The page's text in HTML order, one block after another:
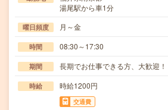
湯尾駅から車1分
曜日頻度 月～金
時間 08:30～17:30
期間 長期でお仕事できる方、大歓迎！
時給 時給1200円
交通費